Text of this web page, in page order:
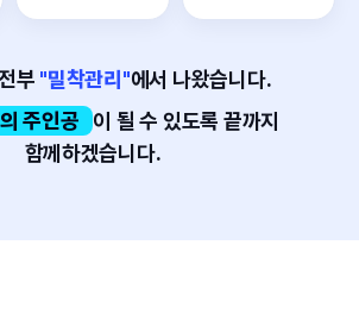
부 "밀착관리"에서 나왔습니다.
주인공
이 될 수 있도록 끝까지
함께하겠습니다.